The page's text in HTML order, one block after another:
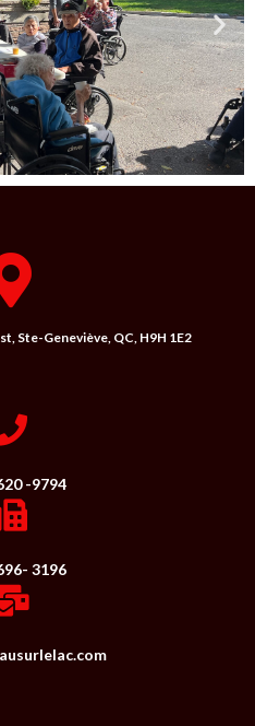
Ste-Geneviève, QC, H9H 1E2
-9794
3196